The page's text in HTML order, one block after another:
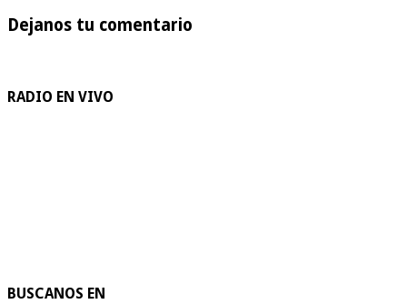
Dejanos tu comentario
RADIO EN VIVO
BUSCANOS EN